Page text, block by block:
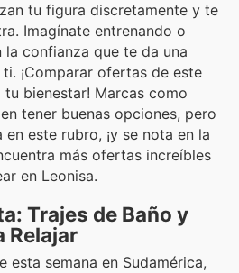
tu figura discretamente y te
Imagínate entrenando o
confianza que te da una
¡Comparar ofertas de este
bienestar! Marcas como
tener buenas opciones, pero
este rubro, ¡y se nota en la
más ofertas increíbles
en Leonisa.
Trajes de Baño y
Relajar
esta semana en Sudamérica,